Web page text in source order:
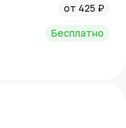
от 425 ₽
Бесплатно